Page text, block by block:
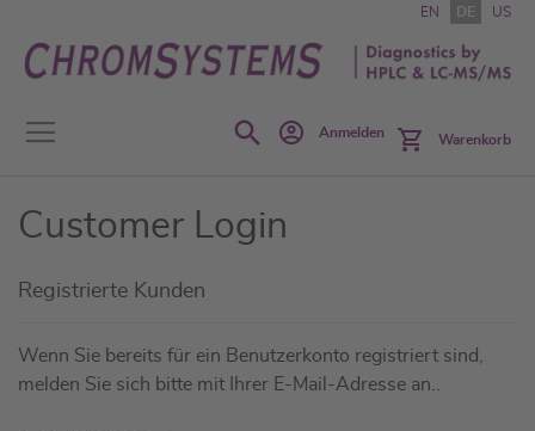
Inhalt
springen
EN DE US
SearchAnmelden Warenkorb
Customer Login
Registrierte Kunden
Wenn Sie bereits für ein Benutzerkonto registriert sind,
melden Sie sich bitte mit Ihrer E-Mail-Adresse an..